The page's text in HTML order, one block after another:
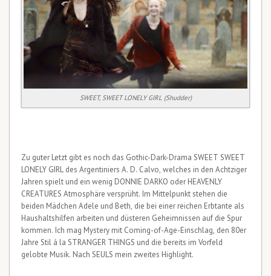
SWEET, SWEET LONELY GIRL (Shudder)
Zu guter Letzt gibt es noch das Gothic-Dark-Drama SWEET SWEET
LONELY GIRL des Argentiniers A. D. Calvo, welches in den Achtziger
Jahren spielt und ein wenig DONNIE DARKO oder HEAVENLY
CREATURES Atmosphäre versprüht. Im Mittelpunkt stehen die
beiden Mädchen Adele und Beth, die bei einer reichen Erbtante als
Haushaltshilfen arbeiten und düsteren Geheimnissen auf die Spur
kommen. Ich mag Mystery mit Coming-of-Age-Einschlag, den 80er
Jahre Stil á la STRANGER THINGS und die bereits im Vorfeld
gelobte Musik. Nach SEULS mein zweites Highlight.